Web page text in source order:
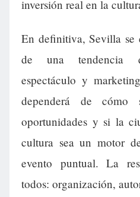
inversión real en la
En definitiva, Sevilla se
de una tendencia
espectáculo y
dependerá de cómo
oportunidades y si la
cultura sea un motor
evento puntual. La
todos: organización,